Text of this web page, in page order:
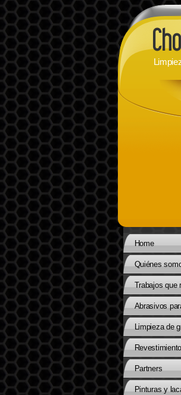
Home
Quiénes
Trabajos que
Abrasivos
Limpieza de
Partners
Pinturas y